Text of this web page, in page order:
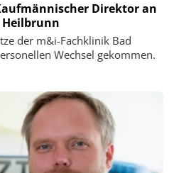
Direktor an
der m&i-Fachklinik Bad
Wechsel gekommen.